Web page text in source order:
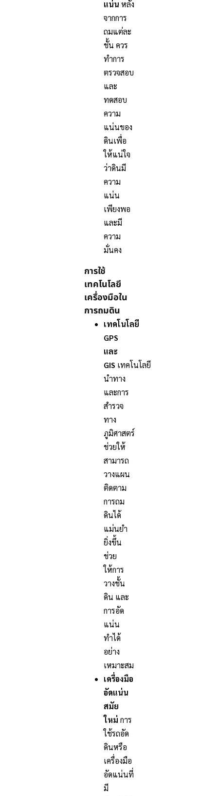
แน่น หลัง
จากการ
ถมแต่ละ
ชั้น ควร
ทำการ
ตรวจสอบ
และ
ทดสอบ
ความ
แน่นของ
ดินเพื่อ
ให้แน่ใจ
ว่าดินมี
ความ
แน่น
เพียงพอ
และมี
ความ
มั่นคง
การใช้
เทคโนโลยี
เครื่องมือใน
การถมดิน
เทคโนโลยี
GPS
และ
GIS เทคโนโลยี
นำทาง
และการ
สำรวจ
ทาง
ภูมิศาสตร์
ช่วยให้
สามารถ
วางแผน
ติดตาม
การถม
ดินได้
แม่นยำ
ยิ่งขึ้น
ช่วย
ให้การ
วางชั้น
ดิน และ
การอัด
แน่น
ทำได้
อย่าง
เหมาะสม
เครื่องมือ
อัดแน่น
สมัย
ใหม่ การ
ใช้รถอัด
ดินหรือ
เครื่องมือ
อัดแน่นที่
มี